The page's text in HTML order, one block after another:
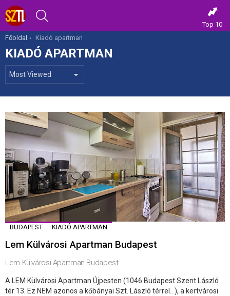
Top 10
Itt vagy most:
Főoldal Kiadó apartman
KIADÓ APARTMAN
MOST
VIEWED
BUDAPEST KIADÓ APARTMAN
Lem Külvárosi Apartman Budapest
Lem Külvárosi Apartman Budapest
A LEM Külvárosi Apartman Újpesten (1046 Budapest Szent László
tér 13. Ez NEM azonos a kőbányai Szt. László térrel.. ), a kertvárosi